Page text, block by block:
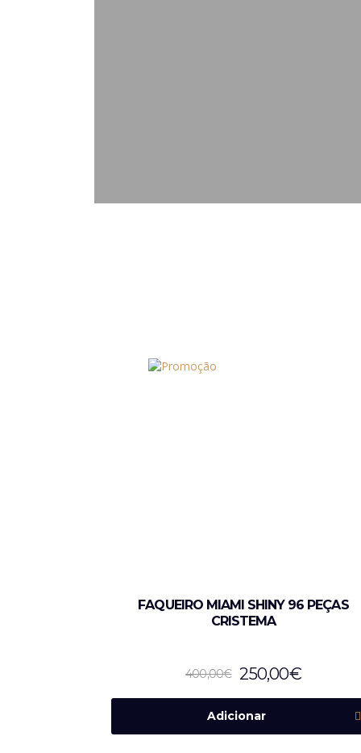
FAQUEIRO MIAMI SHINY 96 PEÇAS
CRISTEMA
400,00€ 250,00€
Adicionar